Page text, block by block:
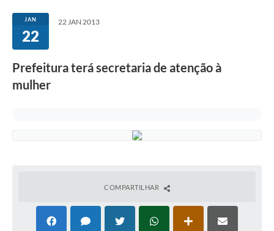
JAN
22
22 JAN 2013
Prefeitura terá secretaria de atenção à
mulher
COMPARTILHAR